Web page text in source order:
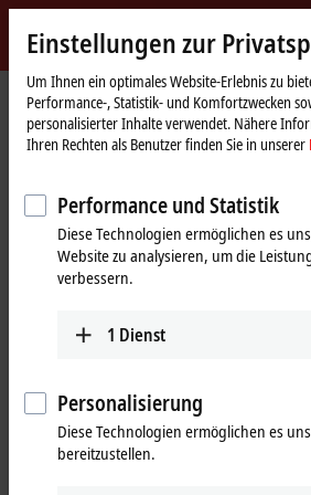
Beckhoff
-
New
Automation
Technology
StartseiteUnternehmen Globale Präsenz Polen
Vertrieb, Polen
Adresse und Kontakt
Beckhoff Automation Sp. z o.o.
Żabieniec, ul. Ruczajowa 15
Polen
+48 22 750 47 00
sprzedaz@beckhoff.pl
Einstellungen zur
Um Ihnen ein optimales Website-Erlebnis zu
Performance-, Statistik- und Komfortzwecken
personalisierter Inhalte verwendet. Nähere
Ihren Rechten als Benutzer finden Sie in unserer
Performance und Statistik
Diese Technologien ermöglichen es
Website zu analysieren, um die
verbessern.
1 Dienst
Personalisierung
Diese Technologien ermöglichen es
bereitzustellen.